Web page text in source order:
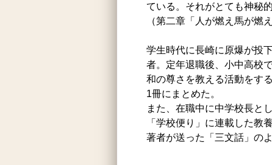
ている。それがとても神秘
（第二章「人が燃え馬が燃
学生時代に長崎に原爆が投
者。定年退職後、小中高校
和の尊さを教える活動をす
1冊にまとめた。
また、在職中に中学校長と
「学校便り」に連載した教
著者が送った「三文話」の